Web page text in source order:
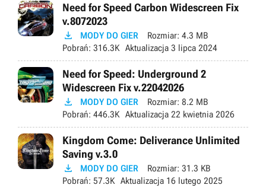
Need for Speed Carbon Widescreen Fix
v.8072023
 MODY DO GIER Rozmiar: 4.3 MB
Pobrań: 316.3K Aktualizacja 3 lipca 2024
Need for Speed: Underground 2
Widescreen Fix v.22042026
 MODY DO GIER Rozmiar: 8.2 MB
Pobrań: 446.3K Aktualizacja 22 kwietnia 2026
Kingdom Come: Deliverance Unlimited
Saving v.3.0
 MODY DO GIER Rozmiar: 31.3 KB
Pobrań: 57.3K Aktualizacja 16 lutego 2025